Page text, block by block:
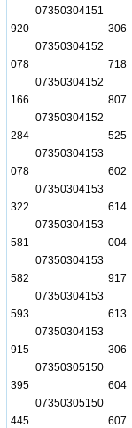
07350304151
920
306
07350304152
078
718
07350304152
166
807
07350304152
284
525
07350304153
078
602
07350304153
322
614
07350304153
581
004
07350304153
582
917
07350304153
593
613
07350304153
915
306
07350305150
395
604
07350305150
445
607